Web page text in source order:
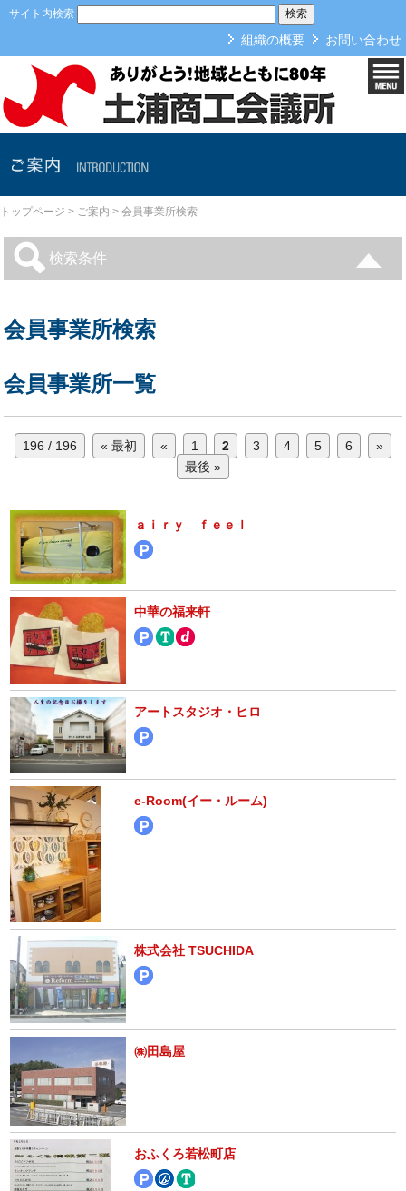
本文へ
サイト内検索
組織の概要 お問い合わせ
ご案内
トップページ > ご案内 > 会員事業所検索
検索条件
会員事業所検索
会員事業所一覧
196 / 196 « 最初 « 1 2 3 4 5 6
»
最後 »
ａｉｒｙ ｆｅｅｌ
中華の福来軒
アートスタジオ・ヒロ
e-Room(イー・ルーム)
株式会社 TSUCHIDA
㈱田島屋
おふくろ若松町店